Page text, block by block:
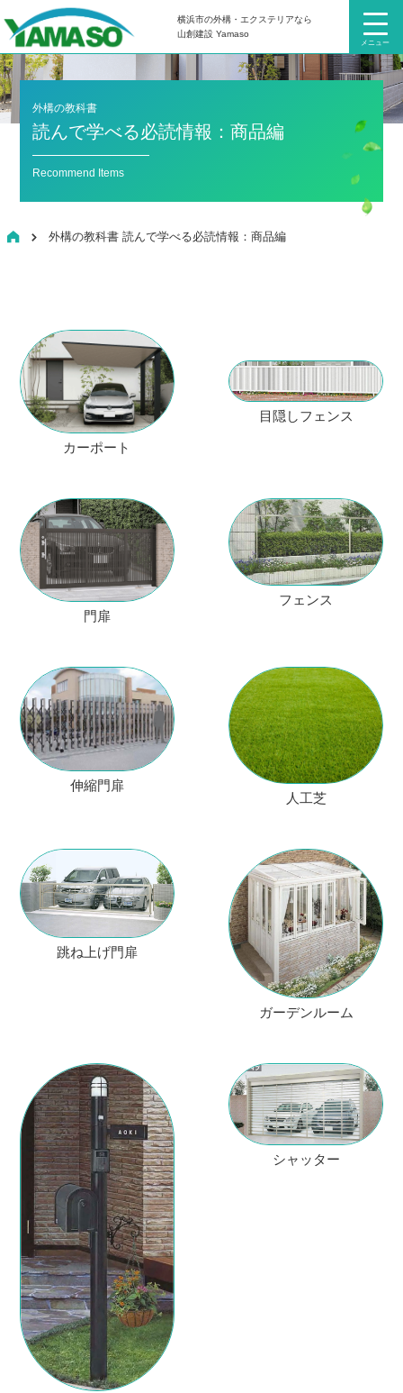
メニュー
横浜市の外構・エクステリアなら
山創建設 Yamaso
外構の教科書
読んで学べる必読情報：商品編
Recommend Items
HOME外構の教科書 読んで学べる必読情報：商品編
カーポート
目隠しフェンス
門扉
フェンス
伸縮門扉
人工芝
跳ね上げ門扉
ガーデンルーム
シャッター